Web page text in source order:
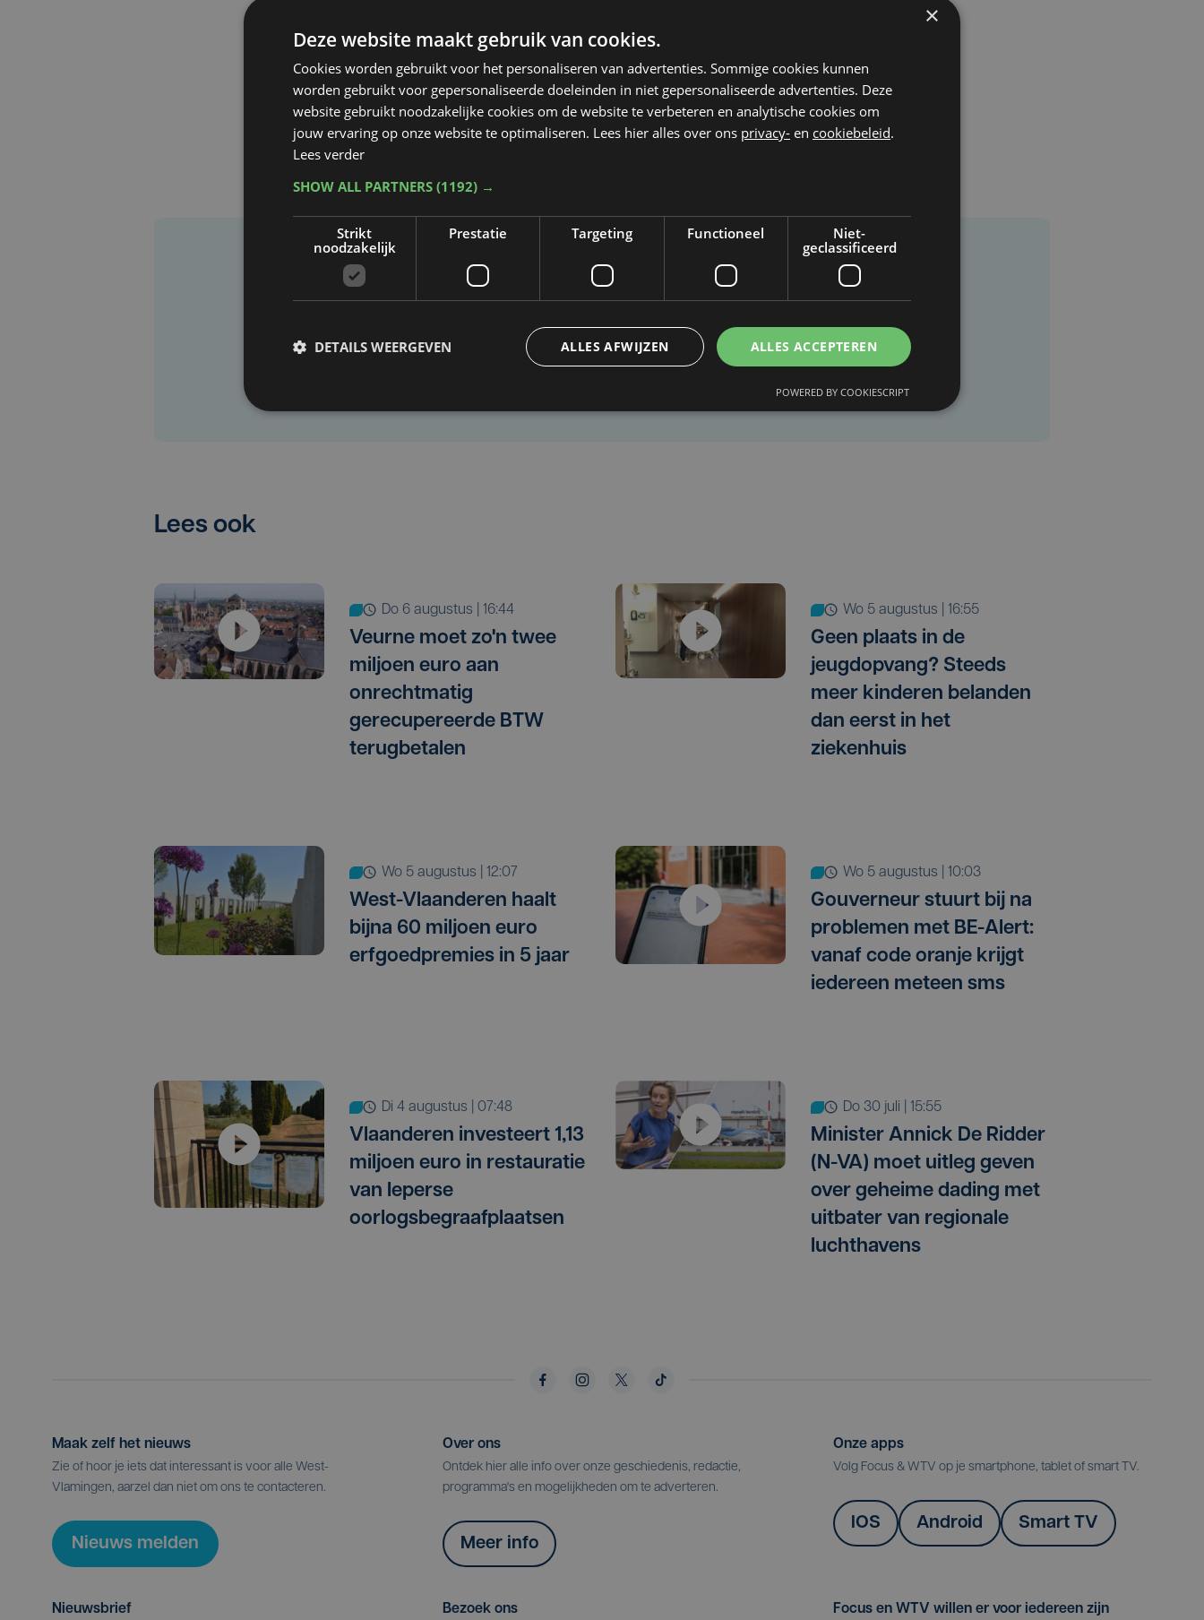
Taalfout opgemerkt?
Laat het ons weten
Lees ook
do 6 augustus | 16:44
Veurne moet zo'n twee
miljoen euro aan
onrechtmatig
gerecupereerde BTW
terugbetalen
wo 5 augustus | 16:55
Geen plaats in de
jeugdopvang? Steeds
meer kinderen belanden
dan eerst in het
ziekenhuis
wo 5 augustus | 12:07
West-Vlaanderen haalt
bijna 60 miljoen euro
erfgoedpremies in 5 jaar
wo 5 augustus | 10:03
Gouverneur stuurt bij na
problemen met BE-Alert:
vanaf code oranje krijgt
iedereen meteen sms
di 4 augustus | 07:48
Vlaanderen investeert 1,13
miljoen euro in restauratie
van Ieperse
oorlogsbegraafplaatsen
do 30 juli | 15:55
Minister Annick De Ridder
(N-VA) moet uitleg geven
over geheime dading met
uitbater van regionale
luchthavens
Maak zelf het nieuws
Zie of hoor je iets dat interessant is voor alle West-
Vlamingen, aarzel dan niet om ons te contacteren.
Nieuws melden
Over ons
Ontdek hier alle info over onze geschiedenis, redactie,
programma's en mogelijkheden om te adverteren.
Meer info
Onze apps
Volg Focus & WTV op je smartphone, tablet of smart TV.
IOS Android Smart TV
Nieuwsbrief Bezoek ons Focus en WTV willen er voor iedereen zijn
×
Deze website maakt gebruik van cookies.
Cookies worden gebruikt voor het personaliseren van advertenties. Sommige cookies kunnen
worden gebruikt voor gepersonaliseerde doeleinden in niet gepersonaliseerde advertenties. Deze
website gebruikt noodzakelijke cookies om de website te verbeteren en analytische cookies om
jouw ervaring op onze website te optimaliseren. Lees hier alles over ons privacy- en cookiebeleid.
Lees verder
SHOW ALL PARTNERS (1192) →
Strikt
noodzakelijk
Prestatie Targeting Functioneel
Niet-
geclassificeerd
ALLES ACCEPTEREN
ALLES AFWIJZEN
DETAILS WEERGEVEN
POWERED BY COOKIESCRIPT